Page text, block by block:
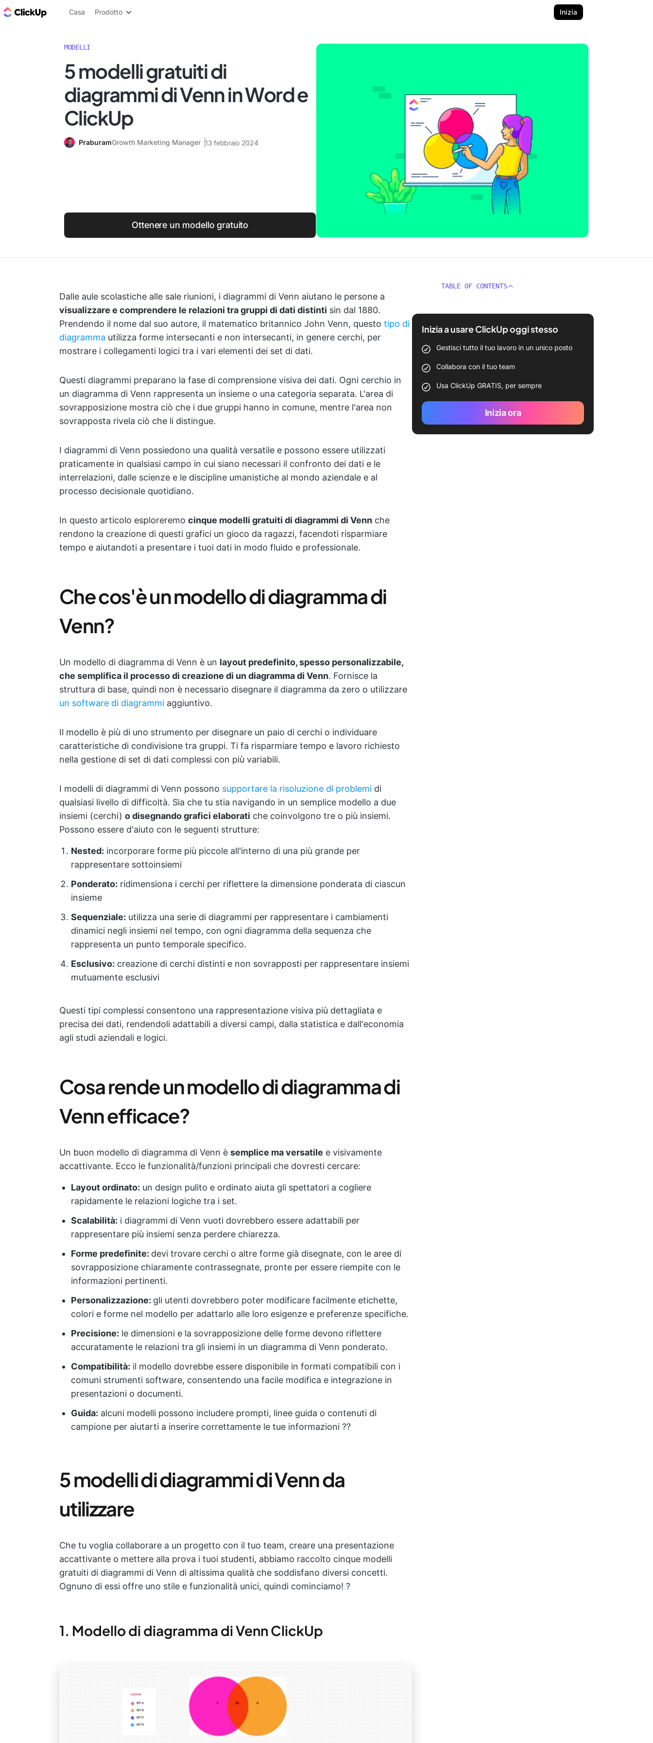
Blog di ClickUp
Casa Prodotto Inizia
MODELLI
5 modelli gratuiti di
diagrammi di Venn in Word e
ClickUp
PraburamGrowth Marketing Manager 13 febbraio 2024
Ottenere un modello gratuito
Dalle aule scolastiche alle sale riunioni, i diagrammi di Venn aiutano le persone a
visualizzare e comprendere le relazioni tra gruppi di dati distinti sin dal 1880.
Prendendo il nome dal suo autore, il matematico britannico John Venn, questo tipo di
diagramma utilizza forme intersecanti e non intersecanti, in genere cerchi, per
mostrare i collegamenti logici tra i vari elementi dei set di dati.
Questi diagrammi preparano la fase di comprensione visiva dei dati. Ogni cerchio in
un diagramma di Venn rappresenta un insieme o una categoria separata. L'area di
sovrapposizione mostra ciò che i due gruppi hanno in comune, mentre l'area non
sovrapposta rivela ciò che li distingue.
I diagrammi di Venn possiedono una qualità versatile e possono essere utilizzati
praticamente in qualsiasi campo in cui siano necessari il confronto dei dati e le
interrelazioni, dalle scienze e le discipline umanistiche al mondo aziendale e al
processo decisionale quotidiano.
In questo articolo esploreremo cinque modelli gratuiti di diagrammi di Venn che
rendono la creazione di questi grafici un gioco da ragazzi, facendoti risparmiare
tempo e aiutandoti a presentare i tuoi dati in modo fluido e professionale.
Che cos'è un modello di diagramma di
Venn?
Un modello di diagramma di Venn è un layout predefinito, spesso personalizzabile,
che semplifica il processo di creazione di un diagramma di Venn. Fornisce la
struttura di base, quindi non è necessario disegnare il diagramma da zero o utilizzare
un software di diagrammi aggiuntivo.
Il modello è più di uno strumento per disegnare un paio di cerchi o individuare
caratteristiche di condivisione tra gruppi. Ti fa risparmiare tempo e lavoro richiesto
nella gestione di set di dati complessi con più variabili.
I modelli di diagrammi di Venn possono supportare la risoluzione di problemi di
qualsiasi livello di difficoltà. Sia che tu stia navigando in un semplice modello a due
insiemi (cerchi) o disegnando grafici elaborati che coinvolgono tre o più insiemi.
Possono essere d'aiuto con le seguenti strutture:
Nested: incorporare forme più piccole all'interno di una più grande per
rappresentare sottoinsiemi
Ponderato: ridimensiona i cerchi per riflettere la dimensione ponderata di ciascun
insieme
Sequenziale: utilizza una serie di diagrammi per rappresentare i cambiamenti
dinamici negli insiemi nel tempo, con ogni diagramma della sequenza che
rappresenta un punto temporale specifico.
Esclusivo: creazione di cerchi distinti e non sovrapposti per rappresentare insiemi
mutuamente esclusivi
Questi tipi complessi consentono una rappresentazione visiva più dettagliata e
precisa dei dati, rendendoli adattabili a diversi campi, dalla statistica e dall'economia
agli studi aziendali e logici.
Cosa rende un modello di diagramma di
Venn efficace?
Un buon modello di diagramma di Venn è semplice ma versatile e visivamente
accattivante. Ecco le funzionalità/funzioni principali che dovresti cercare:
Layout ordinato: un design pulito e ordinato aiuta gli spettatori a cogliere
rapidamente le relazioni logiche tra i set.
Scalabilità: i diagrammi di Venn vuoti dovrebbero essere adattabili per
rappresentare più insiemi senza perdere chiarezza.
Forme predefinite: devi trovare cerchi o altre forme già disegnate, con le aree di
sovrapposizione chiaramente contrassegnate, pronte per essere riempite con le
informazioni pertinenti.
Personalizzazione: gli utenti dovrebbero poter modificare facilmente etichette,
colori e forme nel modello per adattarlo alle loro esigenze e preferenze specifiche.
Precisione: le dimensioni e la sovrapposizione delle forme devono riflettere
accuratamente le relazioni tra gli insiemi in un diagramma di Venn ponderato.
Compatibilità: il modello dovrebbe essere disponibile in formati compatibili con i
comuni strumenti software, consentendo una facile modifica e integrazione in
presentazioni o documenti.
Guida: alcuni modelli possono includere prompti, linee guida o contenuti di
campione per aiutarti a inserire correttamente le tue informazioni ?‍?
5 modelli di diagrammi di Venn da
utilizzare
Che tu voglia collaborare a un progetto con il tuo team, creare una presentazione
accattivante o mettere alla prova i tuoi studenti, abbiamo raccolto cinque modelli
gratuiti di diagrammi di Venn di altissima qualità che soddisfano diversi concetti.
Ognuno di essi offre uno stile e funzionalità unici, quindi cominciamo! ?
1. Modello di diagramma di Venn ClickUp
TABLE OF CONTENTS
Inizia a usare ClickUp oggi stesso
Gestisci tutto il tuo lavoro in un unico posto
Collabora con il tuo team
Usa ClickUp GRATIS, per sempre
Inizia ora